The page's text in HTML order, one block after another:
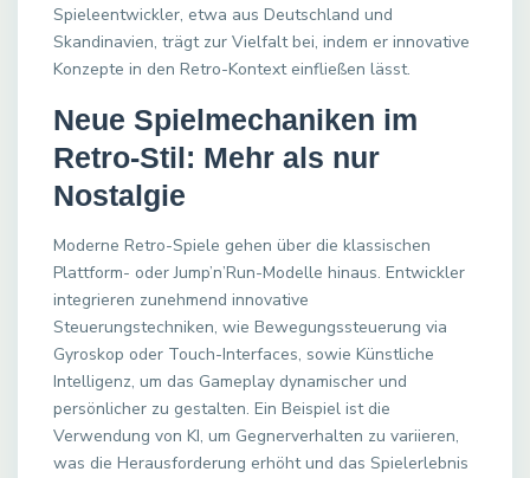
Spieleentwickler, etwa aus Deutschland und
Skandinavien, trägt zur Vielfalt bei, indem er innovative
Konzepte in den Retro-Kontext einfließen lässt.
Neue Spielmechaniken im
Retro-Stil: Mehr als nur
Nostalgie
Moderne Retro-Spiele gehen über die klassischen
Plattform- oder Jump’n’Run-Modelle hinaus. Entwickler
integrieren zunehmend innovative
Steuerungstechniken, wie Bewegungssteuerung via
Gyroskop oder Touch-Interfaces, sowie Künstliche
Intelligenz, um das Gameplay dynamischer und
persönlicher zu gestalten. Ein Beispiel ist die
Verwendung von KI, um Gegnerverhalten zu variieren,
was die Herausforderung erhöht und das Spielerlebnis